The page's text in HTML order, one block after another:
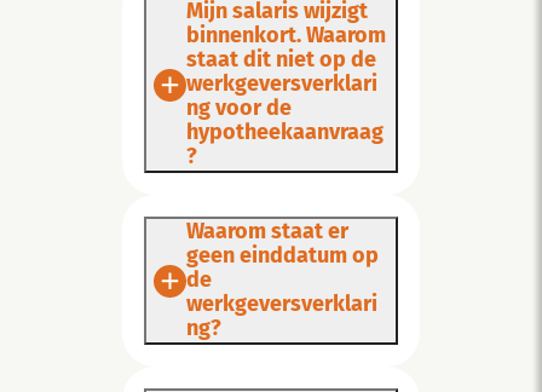
Mijn salaris wijzigt
binnenkort. Waarom
staat dit niet op de
werkgeversverklari
ng voor de
hypotheekaanvraag
?
Waarom staat er
geen einddatum op
de
werkgeversverklari
ng?